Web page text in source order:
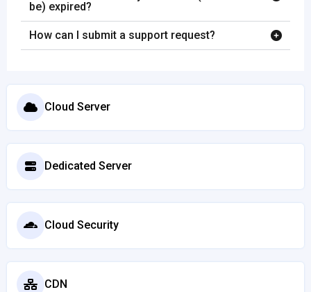
be) expired?
How can I submit a support request?
Cloud Server
Dedicated Server
Cloud Security
CDN